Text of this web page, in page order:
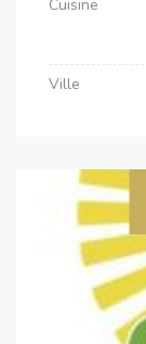
Cuisine
Ville